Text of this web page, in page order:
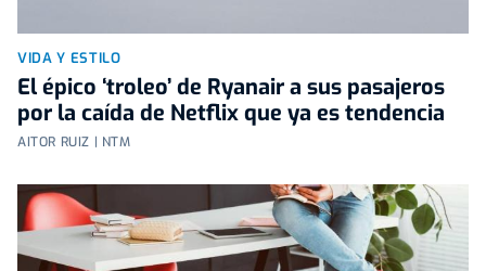
VIDA Y ESTILO
El épico ‘troleo’ de Ryanair a sus pasajeros
por la caída de Netflix que ya es tendencia
AITOR RUIZ | NTM